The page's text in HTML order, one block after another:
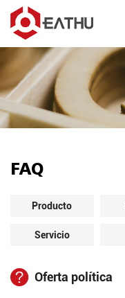
FAQ
Producto
Servicio
Oferta política